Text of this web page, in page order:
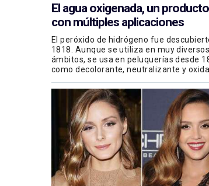
El agua oxigenada, un producto
con múltiples aplicaciones
El peróxido de hidrógeno fue
1818. Aunque se utiliza en muy diversos
ámbitos, se usa en peluquerías desde
como decolorante, neutralizante y